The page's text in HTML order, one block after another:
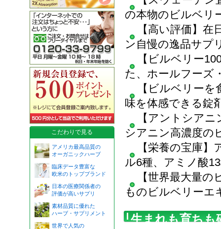
の本物のビルベリ
【高い評価】 在
ン自慢の逸品サプ
【ビルベリー
た、ホールフーズ
【ビルベリーを
味を体感できる錠
【アントシア
シアニン高濃度の
【栄養の宝庫】
ル6種、アミノ酸
【世界最大量
ものビルベリーエ
生まれも育ち
こだわりで見る
アメリカ最高品質の
オーガニックハーブ
臨床データ豊富な
欧米のトップブランド
日本の医療関係者の
評価が高いサプリ
素材品質に優れた
ハーブ・サプリメント
世界で人気の